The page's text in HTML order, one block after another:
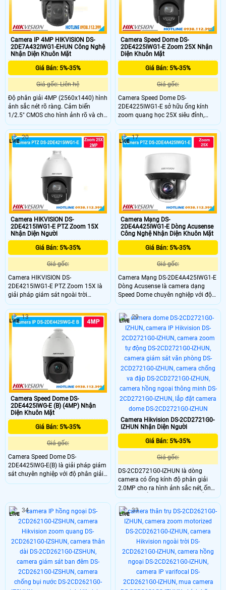
Camera IP 4MP HIKVISION DS-
2DE7A432IWG1-EHUN Công Nghệ
Nhận Diện Khuôn Mặt
Giá Bán: 5%-35%
Giá gốc: Liên hệ
Độ phân giải 4MP (2560x1440) hình
ảnh sắc nét rõ ràng. Cảm biến
1/2.5" CMOS cho hình ảnh rõ và chi
tiết tốt. Zoom quang 32X quan sát
xa rõ nét trong mọi điều kiện. Hồng
ngoại 200m hỗ trợ giám sát ban
đêm hiệu quả cao.
Camera Speed Dome DS-
2DE4225IWG1-E Zoom 25X Nhận
Diện Khuôn Mặt
Giá Bán: 5%-35%
Giá gốc:
Camera Speed Dome DS-
2DE4225IWG1-E sở hữu ống kính
zoom quang học 25X siêu đỉnh,
giúp bạn phóng to mọi chi tiết ở
khoảng cách xa một cách rõ nét.
Thiết bị giám sát phân khúc cao cấp
này mang lại khả năng quan sát
không góc chết, bảo vệ toàn diện
cho các công trình lớn, bãi xe hay
nhà xưởng của bạn.
Camera HIKVISION DS-
2DE4215IWG1-E PTZ Zoom 15X
Nhận Diện Người
Giá Bán: 5%-35%
Giá gốc:
Camera HIKVISION DS-
2DE4215IWG1-E PTZ Zoom 15X là
giải pháp giám sát ngoài trời
chuyên nghiệp với độ phân giải 2MP
sắc nétcunfg với khả năng zoom
quang học 16X, hồng ngoại 100m
và công nghệ DarkFighter cho hình
ảnh rõ trong điều kiện thiếu sáng.
Với khả năng chống nước IP67
camera chống nước cức tốt
20
Camera Mạng DS-
2DE4A425IWG1-E Dòng Acusense
Công Nghệ Nhận Diện Khuôn Mặt
Giá Bán: 5%-35%
Giá gốc:
Camera Mạng DS-2DE4A425IWG1-E
Dòng Acusense là camera dạng
Speed Dome chuyên nghiệp với độ
phân giải 4MP, zoom quang học 25×
và hồng ngoại 50m. Thiết bị nổi bật
nhờ công nghệ DarkFighter, lấy nét
Self-learning, nhận diện người và
phương tiện, hỗ trợ chụp khuôn mặt
17
Camera Speed Dome DS-
2DE4425IWG-E (B) (4MP) Nhận
Diện Khuôn Mặt
Giá Bán: 5%-35%
Giá gốc:
Camera Speed Dome DS-
2DE4425IWG-E(B) là giải pháp giám
sát chuyên nghiệp với độ phân giải
4MP, zoom quang học 25× và hồng
DarkFighter, nhận diện người và
phương tiện, chụp khuôn mặt,
chuẩn IP67 cùng khả năng hoạt
động ổn định trong nhiều điều kiện
thời tiết.
13
Camera Hikvision DS-2CD2721G0-
IZHUN Nhận Diện Người
Giá Bán: 5%-35%
Giá gốc:
DS-2CD2721G0-IZHUN là dòng
camera có ống kính độ phân giải
2.0MP cho ra hình ảnh sắc nét, ống
kính có thể zoom tự động, chuẩn
nén hình ảnh H.265+, trang bị tính
năng thông minh, phát hiện khuôn
mặt, phát hiện người vào khu vực
cấm, phát hiện vượt rào ảo.
29
34 33